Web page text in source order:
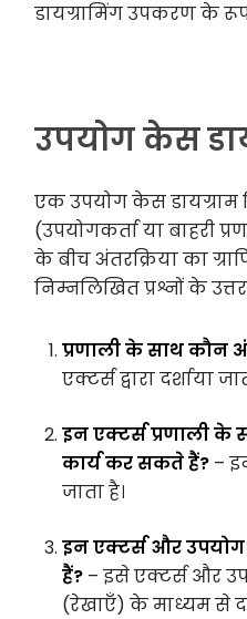
डायग्रामिंग उपकरण के
उपयोग केस
एक उपयोग केस डायग्राम
(उपयोगकर्ता या बाहरी
के बीच अंतरक्रिया का
निम्नलिखित प्रश्नों के
प्रणाली के साथ कौन
एक्टर्स द्वारा दर्शाया
इन एक्टर्स प्रणाली के
कार्य कर सकते हैं? –
जाता है।
इन एक्टर्स और
हैं? – इसे एक्टर्स और
(रेखाएँ) के माध्यम से